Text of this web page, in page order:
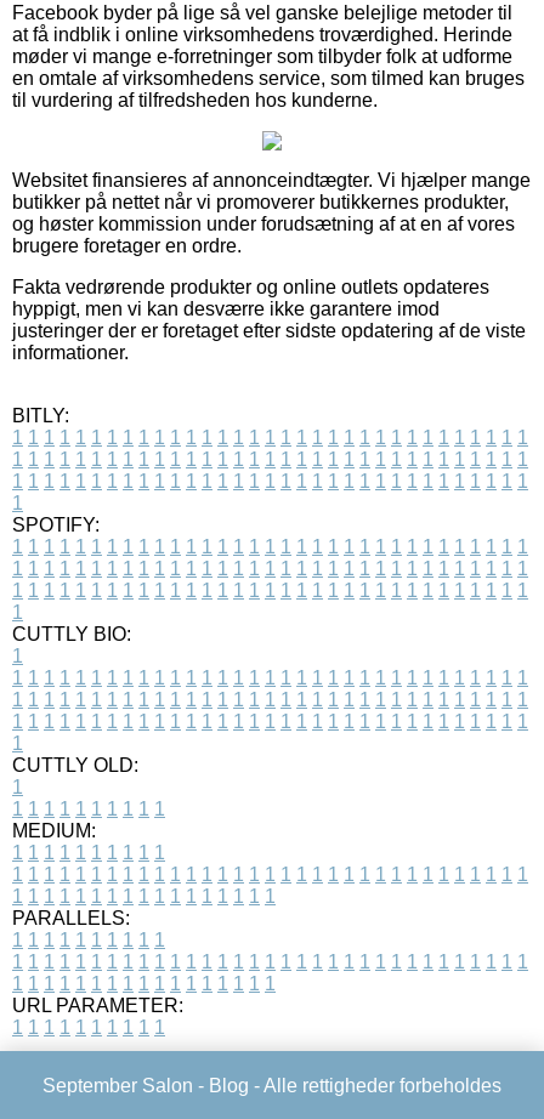
Facebook byder på lige så vel ganske belejlige metoder til
at få indblik i online virksomhedens troværdighed. Herinde
møder vi mange e-forretninger som tilbyder folk at udforme
en omtale af virksomhedens service, som tilmed kan bruges
til vurdering af tilfredsheden hos kunderne.
Websitet finansieres af annonceindtægter. Vi hjælper mange
butikker på nettet når vi promoverer butikkernes produkter,
og høster kommission under forudsætning af at en af vores
brugere foretager en ordre.
Fakta vedrørende produkter og online outlets opdateres
hyppigt, men vi kan desværre ikke garantere imod
justeringer der er foretaget efter sidste opdatering af de viste
informationer.
BITLY:
1 1 1 1 1 1 1 1 1 1 1 1 1 1 1 1 1 1 1 1 1 1 1 1 1 1 1 1 1 1 1 1 1
1 1 1 1 1 1 1 1 1 1 1 1 1 1 1 1 1 1 1 1 1 1 1 1 1 1 1 1 1 1 1 1 1
1 1 1 1 1 1 1 1 1 1 1 1 1 1 1 1 1 1 1 1 1 1 1 1 1 1 1 1 1 1 1 1 1
1
SPOTIFY:
1 1 1 1 1 1 1 1 1 1 1 1 1 1 1 1 1 1 1 1 1 1 1 1 1 1 1 1 1 1 1 1 1
1 1 1 1 1 1 1 1 1 1 1 1 1 1 1 1 1 1 1 1 1 1 1 1 1 1 1 1 1 1 1 1 1
1 1 1 1 1 1 1 1 1 1 1 1 1 1 1 1 1 1 1 1 1 1 1 1 1 1 1 1 1 1 1 1 1
1
CUTTLY BIO:
1
1 1 1 1 1 1 1 1 1 1 1 1 1 1 1 1 1 1 1 1 1 1 1 1 1 1 1 1 1 1 1 1 1
1 1 1 1 1 1 1 1 1 1 1 1 1 1 1 1 1 1 1 1 1 1 1 1 1 1 1 1 1 1 1 1 1
1 1 1 1 1 1 1 1 1 1 1 1 1 1 1 1 1 1 1 1 1 1 1 1 1 1 1 1 1 1 1 1 1
1
CUTTLY OLD:
1
1 1 1 1 1 1 1 1 1 1
MEDIUM:
1 1 1 1 1 1 1 1 1 1
1 1 1 1 1 1 1 1 1 1 1 1 1 1 1 1 1 1 1 1 1 1 1 1 1 1 1 1 1 1 1 1 1
1 1 1 1 1 1 1 1 1 1 1 1 1 1 1 1 1
PARALLELS:
1 1 1 1 1 1 1 1 1 1
1 1 1 1 1 1 1 1 1 1 1 1 1 1 1 1 1 1 1 1 1 1 1 1 1 1 1 1 1 1 1 1 1
1 1 1 1 1 1 1 1 1 1 1 1 1 1 1 1 1
URL PARAMETER:
1 1 1 1 1 1 1 1 1 1
September Salon - Blog - Alle rettigheder forbeholdes